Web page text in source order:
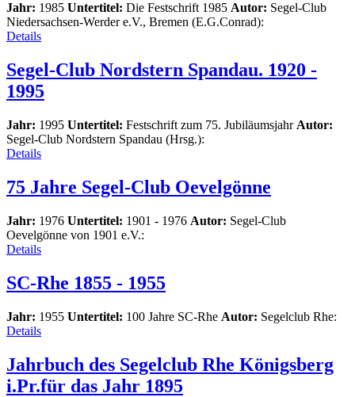
Jahr: 1985 Untertitel: Die Festschrift 1985 Autor: Segel-Club
Niedersachsen-Werder e.V., Bremen (E.G.Conrad):
Details
Segel-Club Nordstern Spandau. 1920 -
1995
Jahr: 1995 Untertitel: Festschrift zum 75. Jubiläumsjahr Autor:
Segel-Club Nordstern Spandau (Hrsg.):
Details
75 Jahre Segel-Club Oevelgönne
Jahr: 1976 Untertitel: 1901 - 1976 Autor: Segel-Club
Oevelgönne von 1901 e.V.:
Details
SC-Rhe 1855 - 1955
Jahr: 1955 Untertitel: 100 Jahre SC-Rhe Autor: Segelclub Rhe:
Details
Jahrbuch des Segelclub Rhe Königsberg
i.Pr.für das Jahr 1895